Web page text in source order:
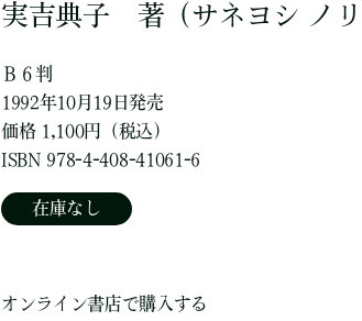
実吉典子 著 （サネヨシ ノリ
Ｂ６判
1992年10月19日発売
価格 1,100円（税込）
ISBN 978-4-408-41061-6
在庫なし
オンライン書店で購入する